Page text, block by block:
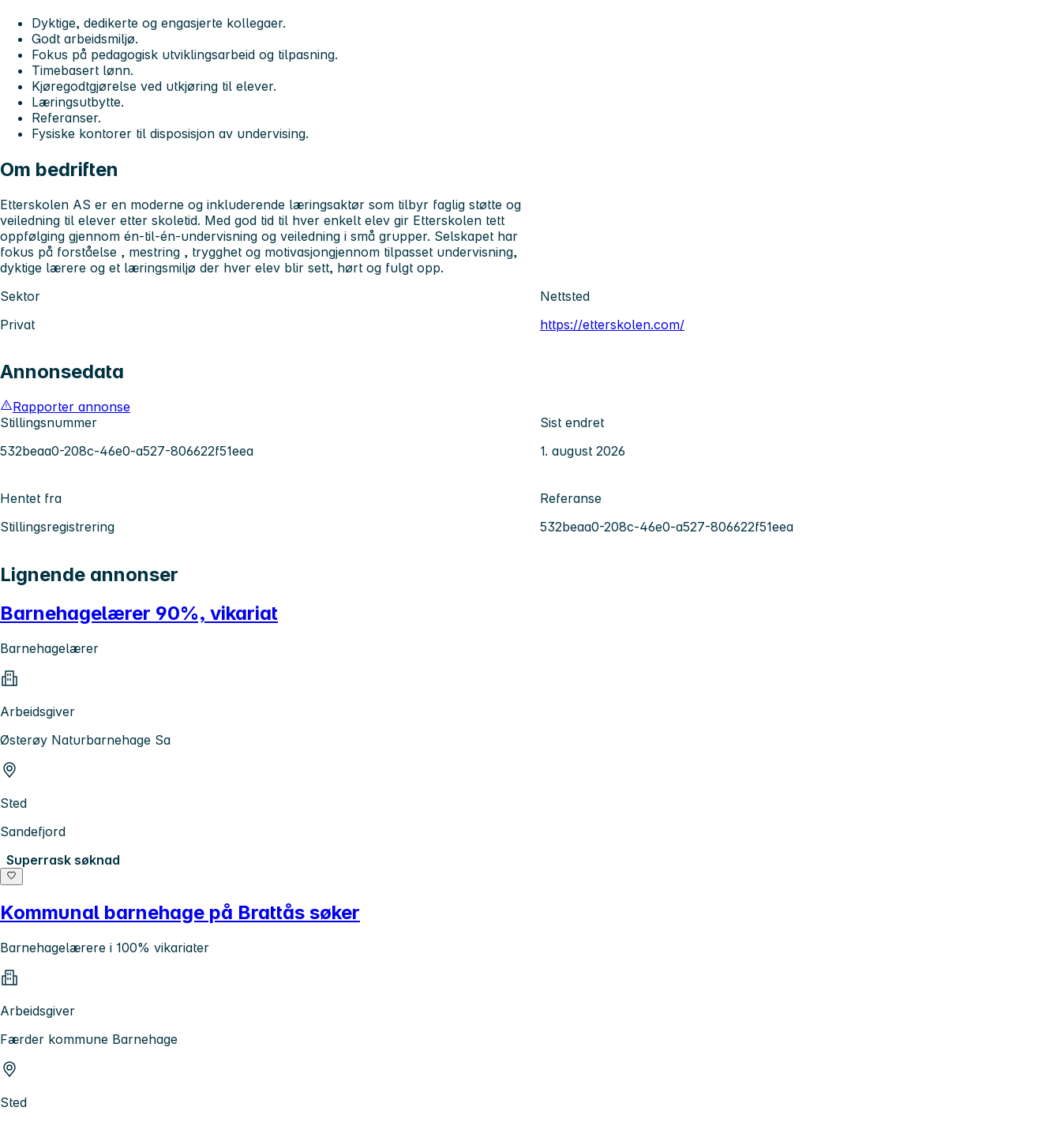
Dyktige, dedikerte og engasjerte kollegaer.
Godt arbeidsmiljø.
Fokus på pedagogisk utviklingsarbeid og tilpasning.
Timebasert lønn.
Kjøregodtgjørelse ved utkjøring til elever.
Læringsutbytte.
Referanser.
Fysiske kontorer til disposisjon av undervising.
Om bedriften
Etterskolen AS er en moderne og inkluderende læringsaktør som tilbyr faglig støtte og
veiledning til elever etter skoletid. Med god tid til hver enkelt elev gir Etterskolen tett
oppfølging gjennom én-til-én-undervisning og veiledning i små grupper. Selskapet har
fokus på forståelse , mestring , trygghet og motivasjongjennom tilpasset undervisning,
dyktige lærere og et læringsmiljø der hver elev blir sett, hørt og fulgt opp.
Sektor
Privat
Nettsted
https://etterskolen.com/
Annonsedata
Rapporter annonse
Stillingsnummer
532beaa0-208c-46e0-a527-806622f51eea
Sist endret
1. august 2026
Hentet fra
Stillingsregistrering
Referanse
532beaa0-208c-46e0-a527-806622f51eea
Lignende annonser
Barnehagelærer 90%, vikariat
Barnehagelærer
Arbeidsgiver
Østerøy Naturbarnehage Sa
Sted
Sandefjord
Superrask søknad
Kommunal barnehage på Brattås søker
Barnehagelærere i 100% vikariater
Arbeidsgiver
Færder kommune Barnehage
Sted